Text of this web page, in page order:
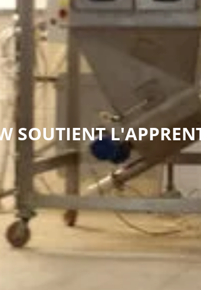
SOUTIENT